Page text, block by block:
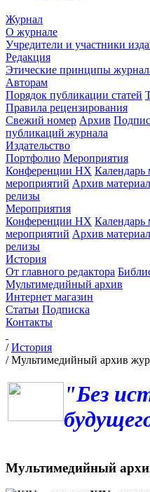
Журнал
О журнале
Учредители и участники
Редакция
Этические принципы
Авторам
Порядок публикации статей
Правила рецензирования
Свежий номер Архив
публикаций журнала
Издательство
Портфолио Мероприятия
Конференции НХ Календарь
мероприятий Архив
релизы
Мероприятия
Конференции НХ Календарь
мероприятий Архив
релизы
История
От главного редактора
Мультимедийный архив
Интернет магазин
Статьи Подписка
Контакты
/История
/Мультимедийный архив
"Без
Мультимедийный